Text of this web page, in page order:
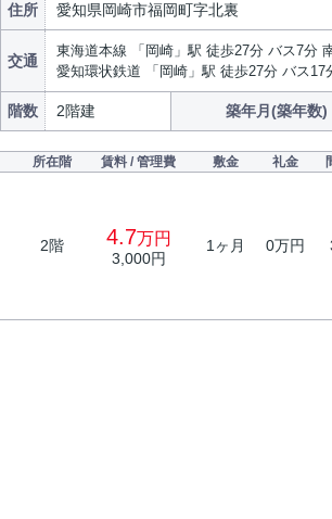
住所 愛知県岡崎市福岡町字北裏
交通
東海道本線 「岡崎」駅 徒歩27分 バス7分
愛知環状鉄道 「岡崎」駅 徒歩27分 バス17
階数 2階建 築年月(築年数)
所在階 賃料 / 管理費 敷金 礼金
2階 4.7万円
3,000円
1ヶ月 0万円